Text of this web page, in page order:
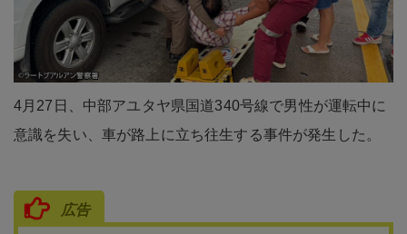
4月27日、中部アユタヤ県国道340号線で男性が運転中に
意識を失い、車が路上に立ち往生する事件が発生した。
広告